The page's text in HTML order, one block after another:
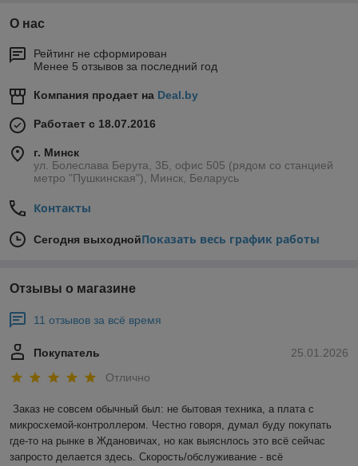
О нас
Рейтинг не сформирован
Менее 5 отзывов за последний год
Компания продает на Deal.by
Работает с 18.07.2016
г. Минск
ул. Болеслава Берута, 3Б, офис 505 (рядом со станцией
метро "Пушкинская"), Минск, Беларусь
Контакты
Сегодня выходнойПоказать весь график работы
Отзывы о магазине
11 отзывов за всё время
25.01.2026
Покупатель
Отлично
Заказ не совсем обычный был: не бытовая техника, а плата с
микросхемой-контроллером. Честно говоря, думал буду покупать
где-то на рынке в Ждановичах, но как выяснлось это всё сейчас
запросто делается здесь. Скорость/обслуживание - всё